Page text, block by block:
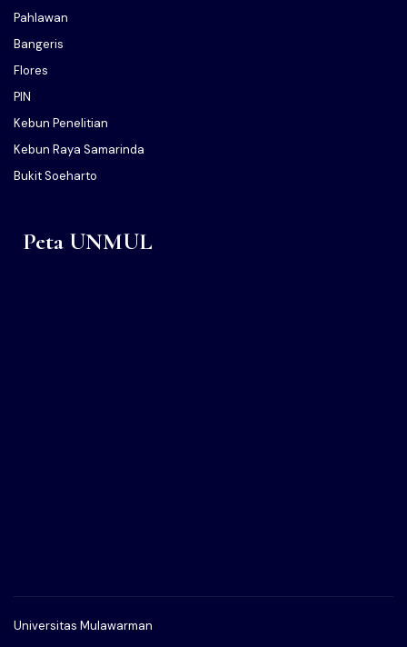
Pahlawan
Bangeris
Flores
PIN
Kebun Penelitian
Kebun Raya Samarinda
Bukit Soeharto
Peta UNMUL
Universitas Mulawarman